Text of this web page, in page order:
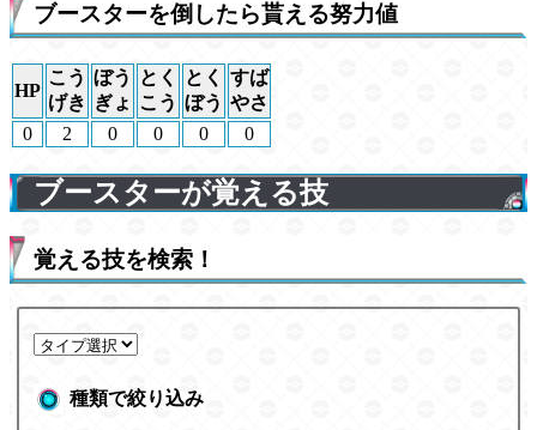
ブースターを倒したら貰える努力値
HP
こう
げき
ぼう
ぎょ
とく
こう
とく
ぼう
すば
やさ
0
2 0 0 0 0
ブースターが覚える技
覚える技を検索！
種類で絞り込み